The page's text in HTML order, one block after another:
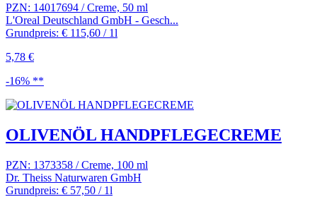
PZN: 14017694 / Creme, 50 ml
L'Oreal Deutschland GmbH - Gesch...
Grundpreis: € 115,60 / 1l
5,78 €
-16% **
OLIVENÖL HANDPFLEGECREME
PZN: 1373358 / Creme, 100 ml
Dr. Theiss Naturwaren GmbH
Grundpreis: € 57,50 / 1l